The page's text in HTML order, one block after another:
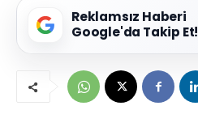
Reklamsız Haberi
Google'da Takip Et!